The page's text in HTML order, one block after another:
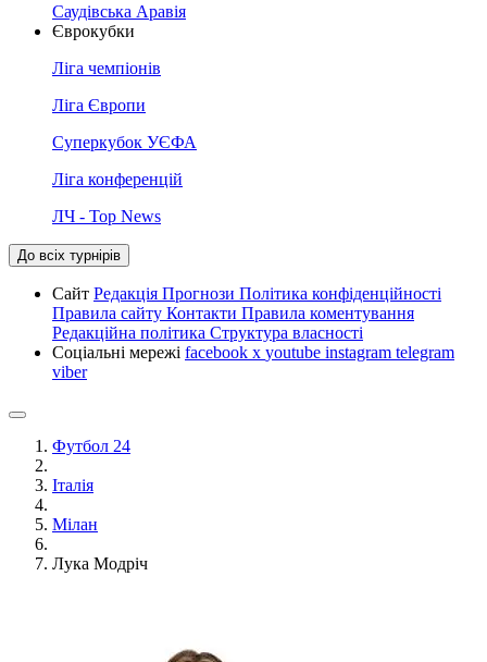
Саудівська Аравія
Єврокубки
Ліга чемпіонів
Ліга Європи
Суперкубок УЄФА
Ліга конференцій
ЛЧ - Top News
До всіх турнірів
Сайт Редакція Прогнози Політика конфіденційності
Правила сайту Контакти Правила коментування
Редакційна політика Структура власності
Соціальні мережі facebook x youtube instagram telegram
viber
Футбол 24
Італія
Мілан
Лука Модріч